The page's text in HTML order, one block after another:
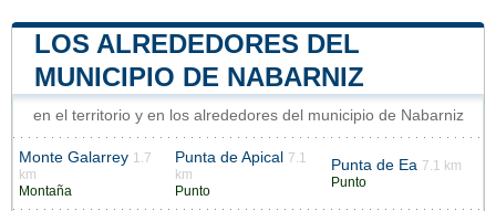
LOS ALREDEDORES DEL
MUNICIPIO DE NABARNIZ
en el territorio y en los alrededores del municipio de Nabarniz
Monte Galarrey 1.7
km
Montaña
Punta de Apical
7.1
km
Punto
Punta de Ea 7.1 km
Punto